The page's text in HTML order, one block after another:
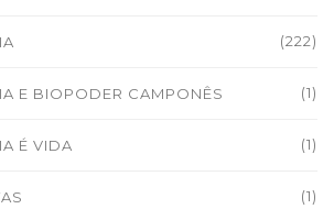
(222)
E BIOPODER CAMPONÊS (1)
É VIDA (1)
(1)